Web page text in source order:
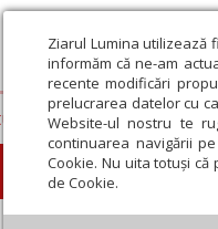
Ziarul Lumina utilizează
informăm că ne-am
recente modificări
prelucrarea datelor cu
Website-ul nostru te
continuarea navigării
Cookie. Nu uita totuși
de Cookie.
religioasă